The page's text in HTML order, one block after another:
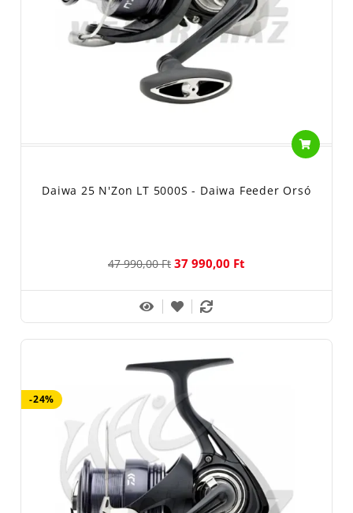
Daiwa 25 N'Zon LT 5000S - Daiwa Feeder Orsó
47 990,00 Ft 37 990,00 Ft
-24%